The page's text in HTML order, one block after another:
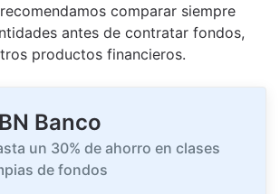
comparar siempre
antes de contratar fondos,
productos financieros.
Banco
un 30% de ahorro en clases
de fondos